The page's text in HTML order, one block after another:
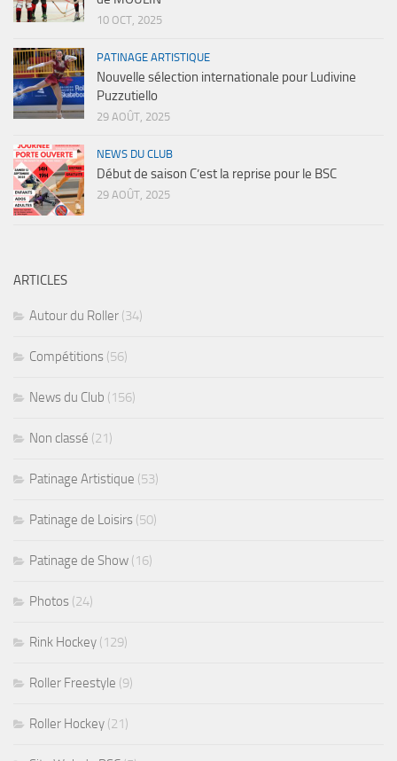
10 OCT, 2025
PATINAGE ARTISTIQUE
Nouvelle sélection internationale pour Ludivine
Puzzutiello
29 AOÛT, 2025
NEWS DU CLUB
Début de saison C’est la reprise pour le BSC
29 AOÛT, 2025
ARTICLES
Autour du Roller (34)
Compétitions (56)
News du Club (156)
Non classé (21)
Patinage Artistique (53)
Patinage de Loisirs (50)
Patinage de Show (16)
Photos (24)
Rink Hockey (129)
Roller Freestyle (9)
Roller Hockey (21)